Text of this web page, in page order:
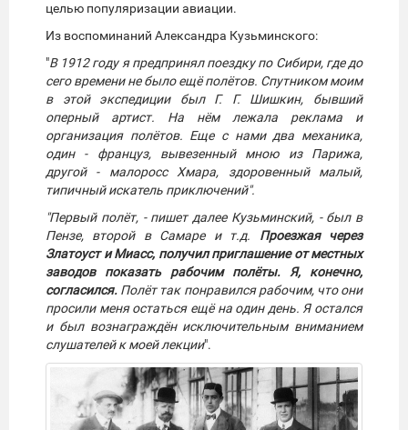
целью популяризации авиации.
Из воспоминаний Александра Кузьминского:
"В 1912 году я предпринял поездку по Сибири, где до
сего времени не было ещё полётов. Спутником моим
в этой экспедиции был Г. Г. Шишкин, бывший
оперный артист. На нём лежала реклама и
организация полётов. Еще с нами два механика,
один - француз, вывезенный мною из Парижа,
другой - малоросс Хмара, здоровенный малый,
типичный искатель приключений".
"Первый полёт, - пишет далее Кузьминский, - был в
Пензе, второй в Самаре и т.д. Проезжая через
Златоуст и Миасс, получил приглашение от местных
заводов показать рабочим полёты. Я, конечно,
согласился. Полёт так понравился рабочим, что они
просили меня остаться ещё на один день. Я остался
и был вознаграждён исключительным вниманием
слушателей к моей лекции".